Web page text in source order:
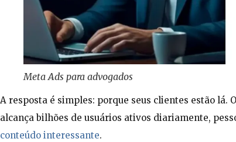
Meta Ads para advogados
A resposta é simples: porque seus clientes estão lá.
alcança bilhões de usuários ativos diariamente,
conteúdo interessante.